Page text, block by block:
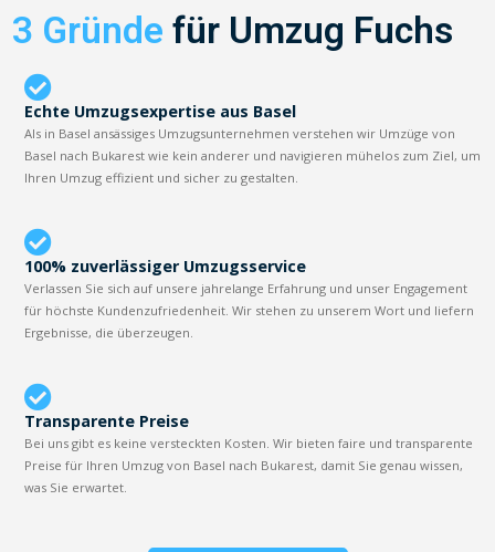
3 Gründe für Umzug Fuchs
Echte Umzugsexpertise aus Basel
Als in Basel ansässiges Umzugsunternehmen verstehen wir Umzüge von
Basel nach Bukarest wie kein anderer und navigieren mühelos zum Ziel, um
Ihren Umzug effizient und sicher zu gestalten.
100% zuverlässiger Umzugsservice
Verlassen Sie sich auf unsere jahrelange Erfahrung und unser Engagement
für höchste Kundenzufriedenheit. Wir stehen zu unserem Wort und liefern
Ergebnisse, die überzeugen.
Transparente Preise
Bei uns gibt es keine versteckten Kosten. Wir bieten faire und transparente
Preise für Ihren Umzug von Basel nach Bukarest, damit Sie genau wissen,
was Sie erwartet.